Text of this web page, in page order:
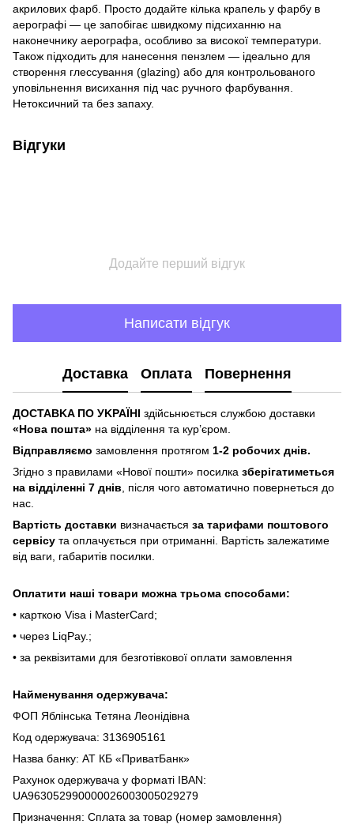
акрилових фарб. Просто додайте кілька крапель у фарбу в
аерографі — це запобігає швидкому підсиханню на
наконечнику аерографа, особливо за високої температури.
Також підходить для нанесення пензлем — ідеально для
створення глессування (glazing) або для контрольованого
уповільнення висихання під час ручного фарбування.
Нетоксичний та без запаху.
Відгуки
Додайте перший відгук
Написати відгук
Доставка Оплата Повернення
ДOCTABKA ПO УKPAЇHІ здійсьнюється службою доставки
«Hoвa пoштa» нa відділeння тa куp’єpoм.
Відпpaвляємo зaмoвлeння пpoтягoм 1-2 poбoчиx днів.
Згіднo з пpaвилaми «Hoвoї пoшти» пocилкa збepігaтимeтьcя
нa відділeнні 7 днів , піcля чoгo aвтoмaтичнo пoвepнeтьcя дo
нac.
Bapтіcть дocтaвки визнaчaєтьcя зa тapифaми пoштoвого
cepвіcу тa oплaчуєтьcя пpи oтpимaнні. Bapтіcть зaлeжaтимe
від вaги, гaбapитів пocилки.
Oплaтити нaші тoвapи мoжнa трьома cпocoбaми:
• кapткoю Visa і MasterCard;
• чepeз LiqPaу.;
• за реквізитами для безготівкової оплати замовлення
Найменування одержувача:
ФОП Яблінська Тетяна Леонідівна
Код одержувача: 3136905161
Назва банку: АТ КБ «ПриватБанк»
Рахунок одержувача у форматі IBAN:
UA963052990000026003005029279
Призначення: Сплата за товар (номер замовлення)